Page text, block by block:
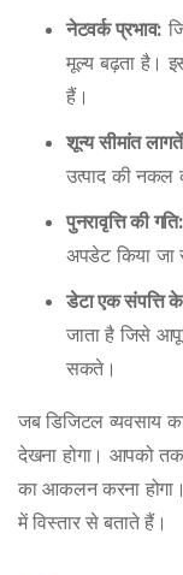
नेटवर्क प्रभाव:
मूल्य बढ़ता है।
हैं।
शून्य सीमांत
उत्पाद की नकल
पुनरावृत्ति की गति:
अपडेट किया जा
डेटा एक संपत्ति
जाता है जिसे
सकते।
जब डिजिटल व्यवसाय
देखना होगा। आपको
का आकलन करना
में विस्तार से बताते हैं।